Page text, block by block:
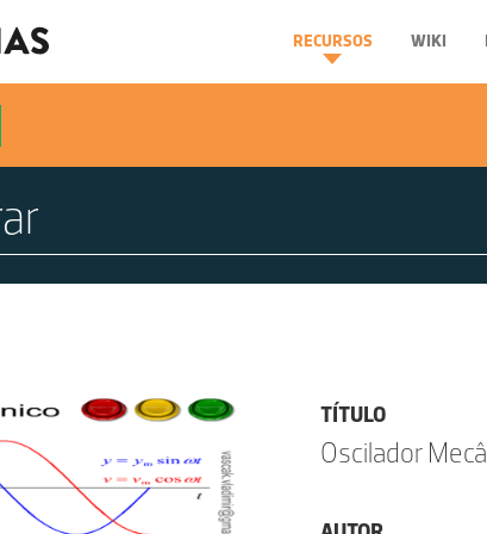
RECURSOS WIKI
TÍTULO
Oscilador